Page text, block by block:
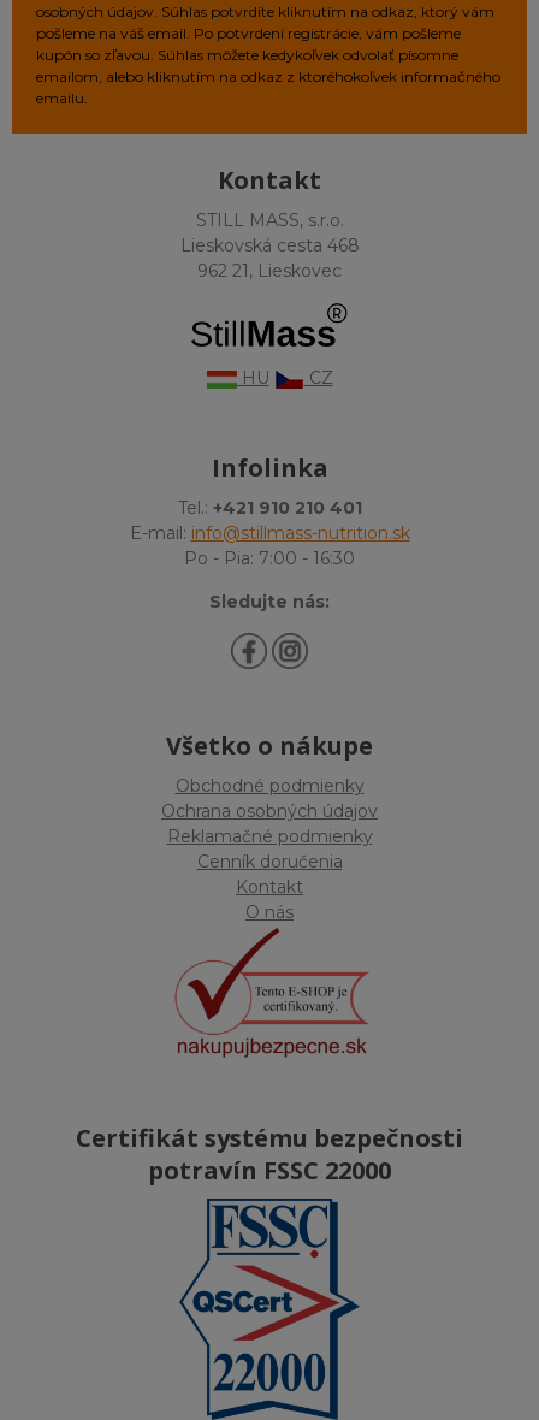
osobných údajov. Súhlas potvrdíte kliknutím na odkaz, ktorý vám
pošleme na váš email. Po potvrdení registrácie, vám pošleme
kupón so zľavou. Súhlas môžete kedykoľvek odvolať písomne
emailom, alebo kliknutím na odkaz z ktoréhokoľvek informačného
emailu.
Kontakt
STILL MASS, s.r.o.
Lieskovská cesta 468
962 21, Lieskovec
HU CZ
Infolinka
Tel.: +421 910 210 401
E-mail: info@stillmass-nutrition.sk
Po - Pia: 7:00 - 16:30
Sledujte nás:
Všetko o nákupe
Obchodné podmienky
Ochrana osobných údajov
Reklamačné podmienky
Cenník doručenia
Kontakt
O nás
Certifikát systému bezpečnosti
potravín FSSC 22000